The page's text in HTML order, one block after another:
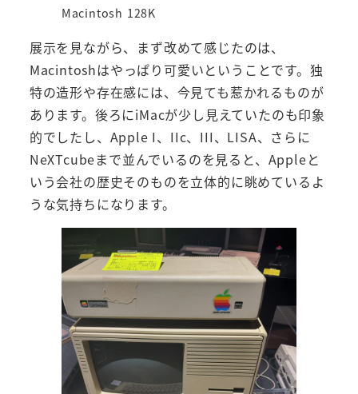
Macintosh 128K
展示を見ながら、まず改めて感じたのは、
Macintoshはやっぱり可愛いということです。独
特の造形や存在感には、今見ても惹かれるものが
あります。後ろにiMacが少し見えていたのも印象
的でしたし、Apple I、IIc、III、LISA、さらに
NeXTcubeまで並んでいるのを見ると、Appleと
いう会社の歴史そのものを立体的に眺めているよ
うな気持ちになります。